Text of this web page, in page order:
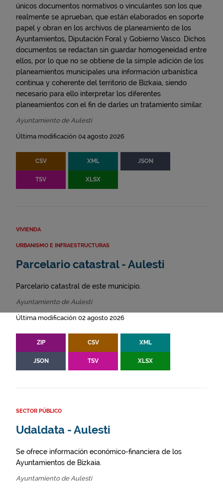
únicos documentos normativos o vinculantes son los que
realmente se aprueban, que están elaborados en soporte
papel y obran en los archivos de planeamiento de los
Ayuntamientos, Diputación Foral y Gobierno Vasco. Dichos
documentos se redactan sin guardar homogeneidad entre
ellos, por lo que no se obtiene de la simple adición de los
planeamientos municipales una información urbanística
continua y coherente del territorio de Bizkaia, siendo
necesario para ello interpretar los diferentes
planeamientos con el fin de darles un tratamiento similar.
Ayuntamiento de Aulesti
Última modificación 04 agosto 2026
CSV XML JSON
TSV XLSX
VIVIENDA
URBANISMO E INFRAESTRUCTURAS
Parcelario catastral - Aulesti
Parcelario catastral de este municipio.
Ayuntamiento de Aulesti
Última modificación 02 agosto 2026
ZIP CSV XML
JSON TSV XLSX
SECTOR PÚBLICO
Udaldata - Aulesti
Se ofrece información económico-financiera de los
Ayuntamientos de Bizkaia.
Ayuntamiento de Aulesti